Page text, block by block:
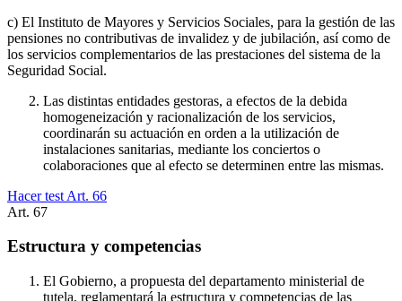
c) El Instituto de Mayores y Servicios Sociales, para la gestión de las
pensiones no contributivas de invalidez y de jubilación, así como de
los servicios complementarios de las prestaciones del sistema de la
Seguridad Social.
Las distintas entidades gestoras, a efectos de la debida
homogeneización y racionalización de los servicios,
coordinarán su actuación en orden a la utilización de
instalaciones sanitarias, mediante los conciertos o
colaboraciones que al efecto se determinen entre las mismas.
Hacer test Art. 66
Art. 67
Estructura y competencias
El Gobierno, a propuesta del departamento ministerial de
tutela, reglamentará la estructura y competencias de las